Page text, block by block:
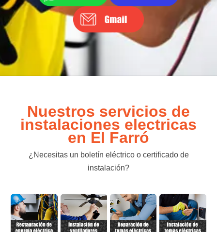
Nuestros servicios de
instalaciones electricas
en El Farró
¿Necesitas un boletín eléctrico o certificado de
instalación?